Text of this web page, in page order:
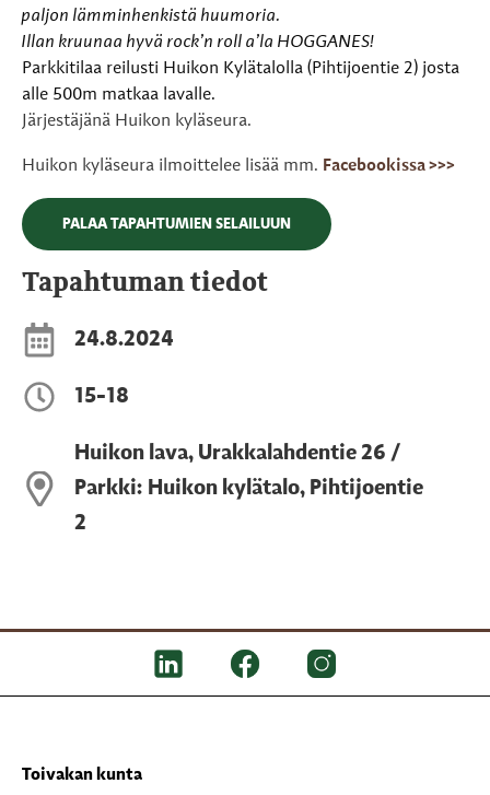
paljon lämminhenkistä huumoria.
Illan kruunaa hyvä rock’n roll a’la HOGGANES!
Parkkitilaa reilusti Huikon Kylätalolla (Pihtijoentie 2) josta
alle 500m matkaa lavalle.
Järjestäjänä Huikon kyläseura.
Huikon kyläseura ilmoittelee lisää mm. Facebookissa >>>
PALAA TAPAHTUMIEN SELAILUUN
Tapahtuman tiedot
24.8.2024
15-18
Huikon lava, Urakkalahdentie 26 /
Parkki: Huikon kylätalo, Pihtijoentie
2
Toivakan kunta